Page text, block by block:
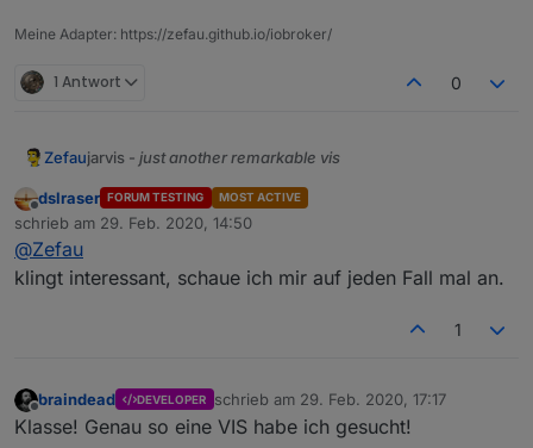
Meine Adapter: https://zefau.github.io/iobroker/
1 Antwort 0
Zefaujarvis - just another remarkable vis
Was ist jarvis?
jarvis ist eine Material Design Visualisierung, die auf
vor, die zur Visualisierung genutzt werden, aber sehr
flexibel konfiguriert werden können.
jarvis ist responsive
und passt sich der Größe des
Screens an.
(beliebig viele) Tabs verwendet werden. Jeder Tab kann
Reihenfolge beinhalten.
Warum jarvis?
jarvis ist weitaus weniger flexibel als ioBroker.vis, aber
Offline
dslraser FORUM TESTING MOST ACTIVE
schrieb am 29. Feb. 2020, 14:50
zuletzt editiert von
@Zefau
klingt interessant, schaue ich mir auf jeden Fall mal an.
1
Offline
braindead DEVELOPER schrieb am 29. Feb. 2020, 17:17
zuletzt editiert von
Klasse! Genau so eine VIS habe ich gesucht!